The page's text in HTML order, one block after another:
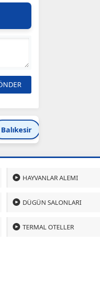
Balıkesir
HAYVANLAR ALEMI
DÜGÜN SALONLARI
TERMAL OTELLER